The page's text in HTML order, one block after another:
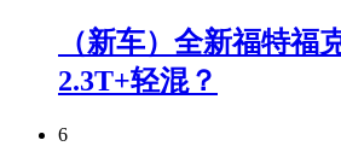
（新车）全新福特福
2.3T+轻混？
6